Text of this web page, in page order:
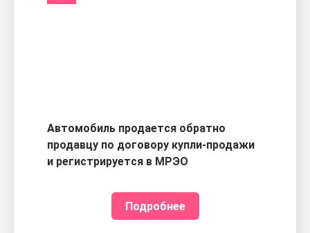
Автомобиль продается обратно
продавцу по договору купли-продажи
и регистрируется в МРЭО
Подробнее